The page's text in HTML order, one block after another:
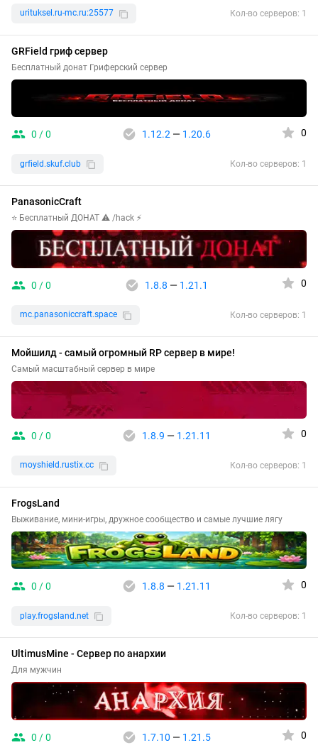
urituksel.ru-mc.ru:25577 Кол-во серверов: 1
GRField гриф сервер
Бесплатный донат Гриферский сервер
0 / 0 1.12.2— 1.20.6 0
grfield.skuf.club Кол-во серверов: 1
PanasonicCraft
⭐ Бесплатный ДОНАТ ⚠ /hack ⚡
0 / 0 1.8.8 — 1.21.1 0
mc.panasoniccraft.space Кол-во серверов: 1
Мойшилд - самый огромный RP сервер в мире!
Самый масштабный сервер в мире
0 / 0 1.8.9 — 1.21.11 0
moyshield.rustix.cc Кол-во серверов: 1
FrogsLand
Выживание, мини-игры, дружное сообщество и самые лучшие лягу
0 / 0 1.8.8 — 1.21.11 0
play.frogsland.net Кол-во серверов: 1
UltimusMine - Сервер по анархии
Для мужчин
0 / 0 1.7.10 — 1.21.5 0